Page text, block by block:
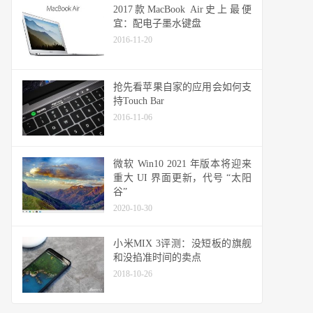
2017款MacBook Air史上最便
宜：配电子墨水键盘
2016-11-20
抢先看苹果自家的应用会如何支
持Touch Bar
2016-11-06
微软 Win10 2021 年版本将迎来
重大 UI 界面更新，代号 “太阳
谷”
2020-10-30
小米MIX 3评测：没短板的旗舰
和没掐准时间的卖点
2018-10-26